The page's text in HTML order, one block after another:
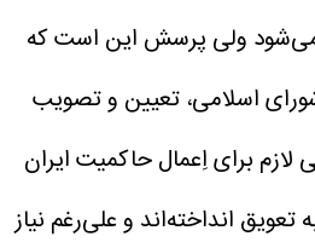
نمی‌شود ولی پرسش این است که
اسلامی، تعیین و تصویب
لازم برای اِعمال حاکمیت ایران
تعویق انداخته‌اند و علی‌رغم نیاز